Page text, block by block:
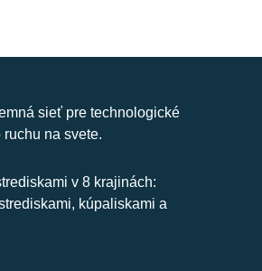
sieť pre technologické
na svete.
v 8 krajinách:
kúpaliskami a